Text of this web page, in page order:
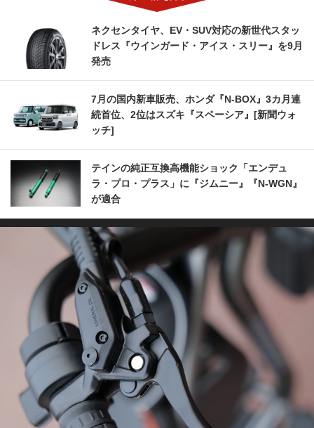
ネクセンタイヤ、EV・SUV対応の新世代スタッ
ドレス『ウインガード・アイス・スリー』を9月
発売
7月の国内新車販売、ホンダ『N-BOX』3カ月連
続首位、2位はスズキ『スペーシア』[新聞ウォ
ッチ]
テインの純正互換高機能ショック「エンデュ
ラ・プロ・プラス」に『ジムニー』『N-WGN』
が適合